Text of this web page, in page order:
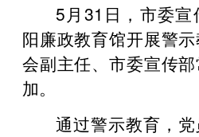
5月31日，市委
阳廉政教育馆开展警
会副主任、市委宣传
加。
通过警示教育，